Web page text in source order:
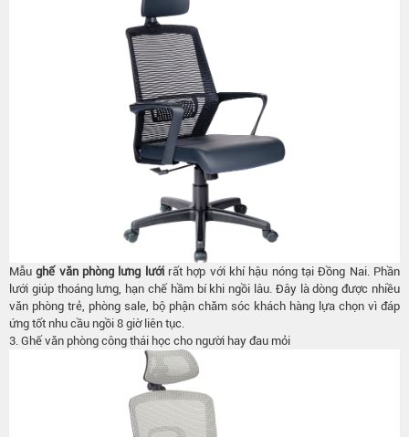
Mẫughế văn phòng lưng lướirất hợp với khí hậu nóng tại Đồng Nai. Phần
lưới giúp thoáng lưng, hạn chế hầm bí khi ngồi lâu. Đây là dòng được nhiều
văn phòng trẻ, phòng sale, bộ phận chăm sóc khách hàng lựa chọn vì đáp
ứng tốt nhu cầu ngồi 8 giờ liên tục.
3. Ghế văn phòng công thái học cho người hay đau mỏi